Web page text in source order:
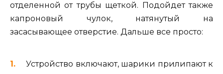
отделенной от трубы щеткой. Подойдет также
капроновый чулок, натянутый на
засасывающее отверстие. Дальше все просто:
Устройство включают, шарики прилипают к